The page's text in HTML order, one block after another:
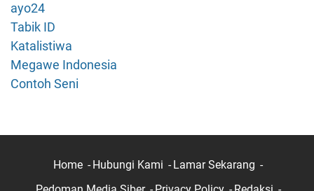
ayo24
Tabik ID
Katalistiwa
Megawe Indonesia
Contoh Seni
Home Hubungi Kami
Lamar Sekarang